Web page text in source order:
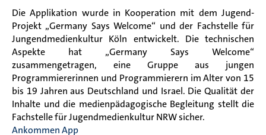
Die Applikation wurde in Kooperation mit dem Jugend-
Projekt „Germany Says Welcome“ und der Fachstelle für
Jungendmedienkultur Köln entwickelt. Die technischen
Aspekte hat „Germany Says Welcome“
zusammengetragen, eine Gruppe aus jungen
Programmiererinnen und Programmierern im Alter von 15
bis 19 Jahren aus Deutschland und Israel. Die Qualität der
Inhalte und die medienpädagogische Begleitung stellt die
Fachstelle für Jugendmedienkultur NRW sicher.
Ankommen App